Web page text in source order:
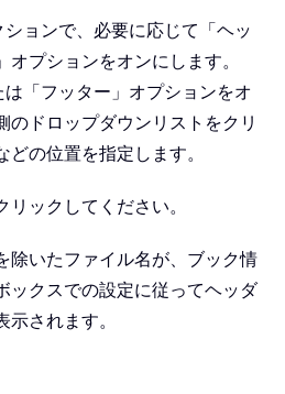
ョンで、必要に応じて「ヘッ
プションをオンにします。
「フッター」オプションをオ
のドロップダウンリストをクリ
の位置を指定します。
ックしてください。
除いたファイル名が、ブック情
ックスでの設定に従ってヘッダ
されます。